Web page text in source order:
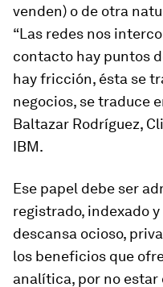
venden) o de otra
“Las redes nos
contacto hay puntos
hay fricción, ésta se
negocios, se traduce
Baltazar Rodríguez,
IBM.
Ese papel debe ser
registrado, indexado
descansa ocioso,
los beneficios que
analítica, por no estar